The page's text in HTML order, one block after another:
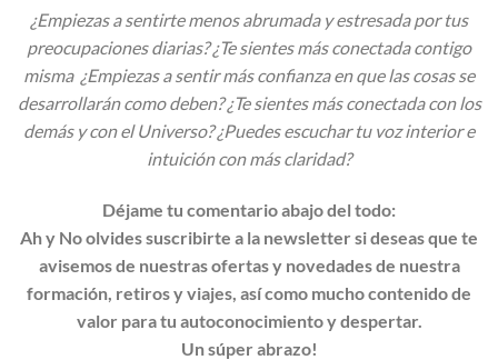
¿Empiezas a sentirte menos abrumada y estresada por tus
preocupaciones diarias? ¿Te sientes más conectada contigo
misma ¿Empiezas a sentir más confianza en que las cosas se
desarrollarán como deben? ¿Te sientes más conectada con los
demás y con el Universo? ¿Puedes escuchar tu voz interior e
intuición con más claridad?
Déjame tu comentario abajo del todo:
Ah y No olvides suscribirte a la newsletter si deseas que te
avisemos de nuestras ofertas y novedades de nuestra
formación, retiros y viajes, así como mucho contenido de
valor para tu autoconocimiento y despertar.
Un súper abrazo!